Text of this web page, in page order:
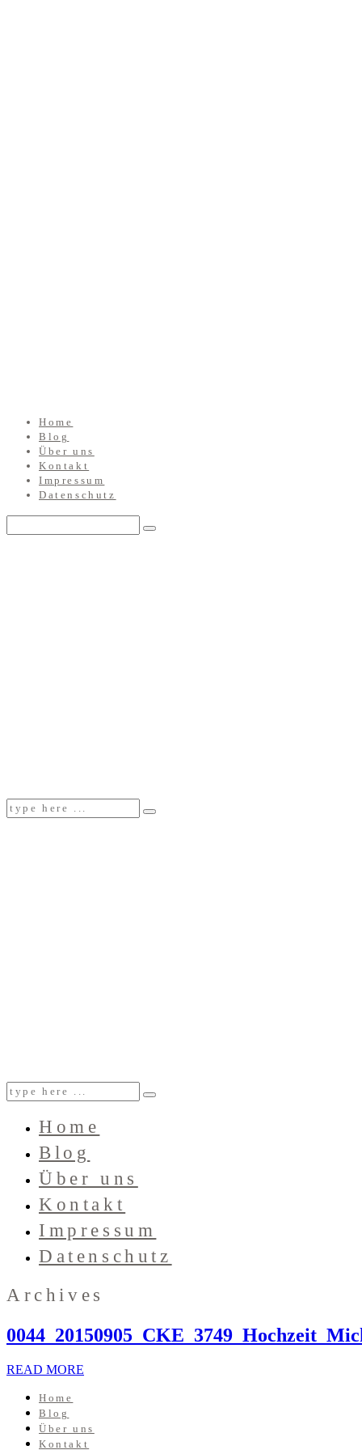
Home
Blog
Über uns
Kontakt
Impressum
Datenschutz
Home
Blog
Über uns
Kontakt
Impressum
Datenschutz
Archives
READ MORE
Home
Blog
Über uns
Kontakt